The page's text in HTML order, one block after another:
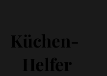
Küchen-
Helfer